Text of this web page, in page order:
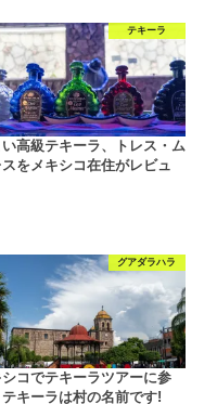
テキーラ
い高級テキーラ、トレス・ム
をメキシコ在住がレビュ
グアダラハラ
シコでテキーラツアーに参
キーラは村の名前です!